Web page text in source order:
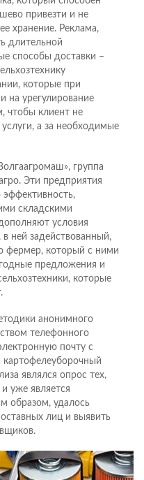
привезти и не
хранение. Реклама,
длительной
способы доставки –
которые при
на урегулирование
чтобы клиент не
а за необходимые
группа
Эти предприятия
складскими
условия
ней задействованный,
фермер, который с ними
предложения и
которые
анонимного
телефонного
почту с
являлся опрос тех,
уже является
образом, удалось
лиц и выявить